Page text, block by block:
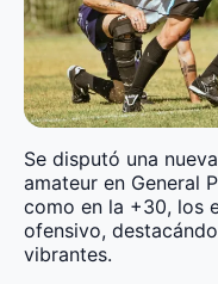
Se disputó una
amateur en General
como en la +30, los
ofensivo,
vibrantes.